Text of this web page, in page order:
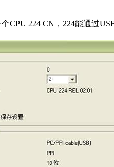
CPU 224 CN，224能通过